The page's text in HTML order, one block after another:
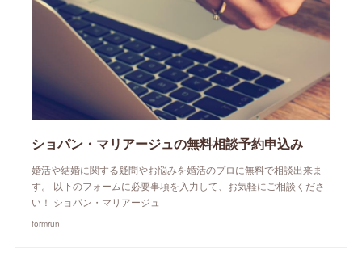
ショパン・マリアージュの無料相談予約申込み
婚活や結婚に関する疑問やお悩みを婚活のプロに無料で相談出来ま
す。 以下のフォームに必要事項を入力して、お気軽にご相談くださ
い！ ショパン・マリアージュ
formrun